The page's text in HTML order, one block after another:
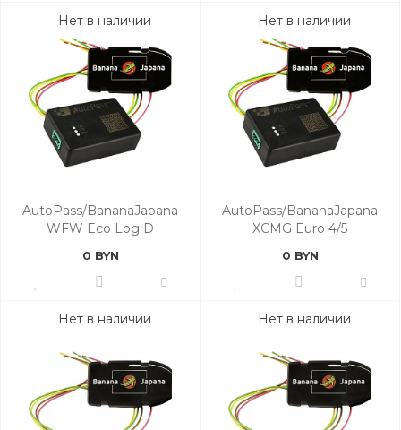
Нет в наличии
AutoPass/BananaJapana
WFW Eco Log D
0 BYN
Нет в наличии
AutoPass/BananaJapana
XCMG Euro 4/5
0 BYN
Нет в наличии Нет в наличии